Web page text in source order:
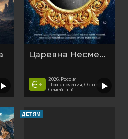
Царевна Несмеяна
6 +
2026, Россия
Приключения, Фэнтези,
Семейный
ДЕТЯМ